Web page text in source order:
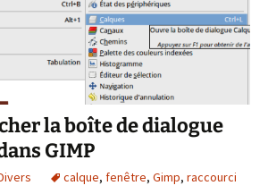
la boîte de dialogue
GIMP
calque, fenêtre, Gimp, raccourci